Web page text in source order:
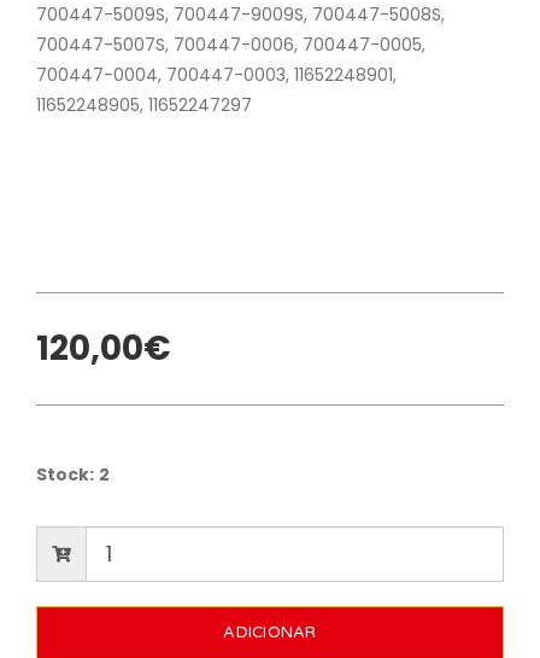
700447-5009S, 700447-9009S, 700447-5008S,
700447-5007S, 700447-0006, 700447-0005,
700447-0004, 700447-0003, 11652248901,
11652248905, 11652247297
120,00€
Stock: 2